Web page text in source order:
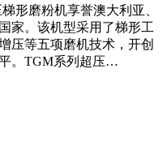
形磨粉机享誉澳大利亚、
家。该机型采用了梯形工
压等五项磨机技术，开创
。TGM系列超压…